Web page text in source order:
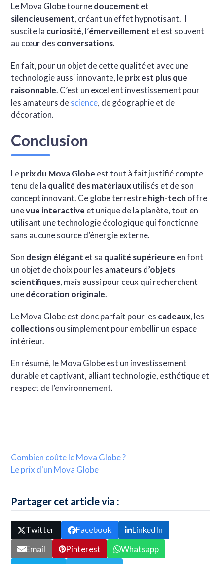
Le Mova Globe tournedoucement et
silencieusement, créant un effet hypnotisant. Il
suscite la curiosité, l’émerveillement et est souvent
au cœur des conversations.
En fait, pour un objet de cette qualité et avec une
technologie aussi innovante, leprix est plus que
raisonnable. C’est un excellent investissement pour
les amateurs descience, de géographie et de
décoration.
Conclusion
Leprix du Mova Globe est tout à fait justifié compte
tenu de la qualité des matériauxutilisés et de son
concept innovant. Ce globe terrestrehigh-tech offre
unevue interactive et unique de la planète, tout en
utilisant une technologie écologique qui fonctionne
sans aucune source d’énergie externe.
Son design élégant et sa qualité supérieure en font
un objet de choix pour les amateurs d’objets
scientifiques, mais aussi pour ceux qui recherchent
unedécoration originale.
Le Mova Globe est donc parfait pour les cadeaux, les
collectionsou simplement pour embellir un espace
intérieur.
En résumé, le Mova Globe est un investissement
durable et captivant, alliant technologie, esthétique et
respect de l’environnement.
Combien coûte le Mova Globe ?
Le prix d'un Mova Globe
Partager cet article via :
Twitter Facebook
LinkedIn
Email
Pinterest
Whatsapp